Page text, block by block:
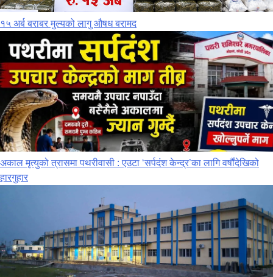
१५ अर्ब बराबर मुल्यको लागु औषध बरामद
अकाल मृत्युको त्रासमा पथरीवासी : एउटा ‘सर्पदंश केन्द्र’का लागि वर्षौंदेखिको
हारगुहार